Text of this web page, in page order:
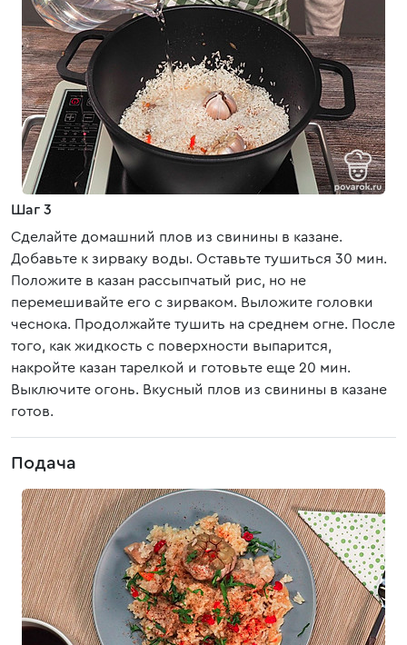
Шаг 3
Сделайте домашний плов из свинины в казане.
Добавьте к зирваку воды. Оставьте тушиться 30 мин.
Положите в казан рассыпчатый рис, но не
перемешивайте его с зирваком. Выложите головки
чеснока. Продолжайте тушить на среднем огне. После
того, как жидкость с поверхности выпарится,
накройте казан тарелкой и готовьте еще 20 мин.
Выключите огонь. Вкусный плов из свинины в казане
готов.
Подача